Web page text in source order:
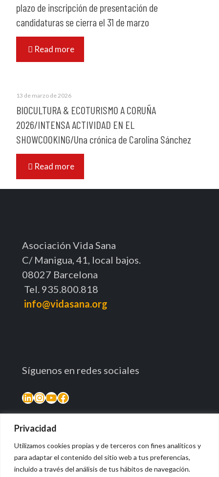
Privacidad
Utilizamos cookies propias y de terceros con fines analíticos y
para adaptar el contenido del sitio web a tus preferencias,
incluido a través del análisis de tus hábitos de navegación.
plazo de inscripción de presentación de
candidaturas se cierra el 31 de marzo
Read more
13 de marzo de 2026
BIOCULTURA & ECOTURISMO A CORUÑA
2026/INTENSA ACTIVIDAD EN EL
SHOWCOOKING/Una crónica de Carolina Sánchez
Read more
Asociación Vida Sana
C/ Manigua, 41, local bajos.
08027 Barcelona
Tel. 935.800.818
info@vidasana.org
Síguenos en redes sociales
LinkedIn
Instagram
YouTube
Facebook